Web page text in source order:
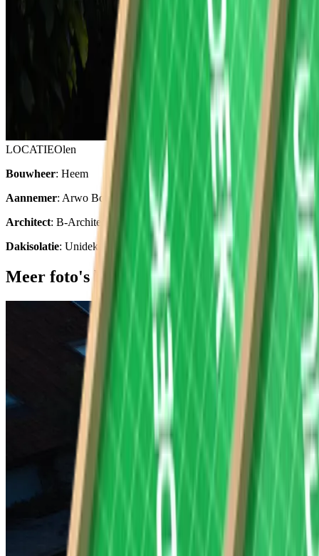
LOCATIEOlen
Bouwheer: Heem
Aannemer: Arwo Bouw
Architect: B-Architecten
Dakisolatie: Unidek Aero Fermacell
Meer foto's bekijken van dit project